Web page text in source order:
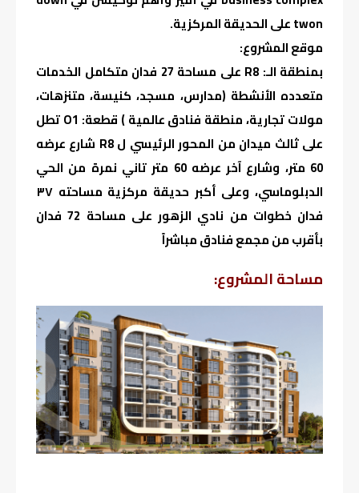
twon على الحديقة المركزية.
موقع المشروع:
بمنطقة الـ: R8 على مساحة 27 فدان متكامل الخدمات
متعدده الأنشطة (مدارس، مسجد، كنيسة، متنزهات،
مولات تجارية، منطقة فنادق عالمية ) قطعة: O1 تطل
على ثالث ميدان من المحور الرئيسي ل R8 شارع عرضه
60 متر، وشارع آخر عرضه 60 متر تاني نمرة من الحي
الدبلوماسي، وعلى أكبر حديقة مركزية مساحته ٣٧
فدان خطوات من نادي الزهور على مساحة 72 فدان
بأقرب من مجمع فنادق مباشراً
مساحة المشروع: